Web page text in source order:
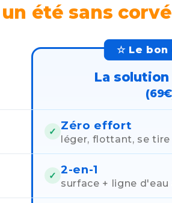
été sans
☆ Le bon
La
✓ Zéro effort
léger, flottant, se tire
✓ 2-en-1
surface + ligne d'eau